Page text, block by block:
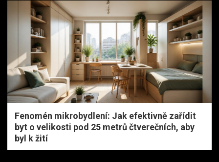
Fenomén mikrobydlení: Jak efektivně zařídit
byt o velikosti pod 25 metrů čtverečních, aby
byl k žití